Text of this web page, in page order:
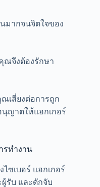
มากจนจิตใจของ
ณจึงต้องรักษา
เสี่ยงต่อการถูก
นุญาตให้แฮกเกอร์
รทำงาน
ซเบอร์ แฮกเกอร์
ผู้รับ และดักจับ